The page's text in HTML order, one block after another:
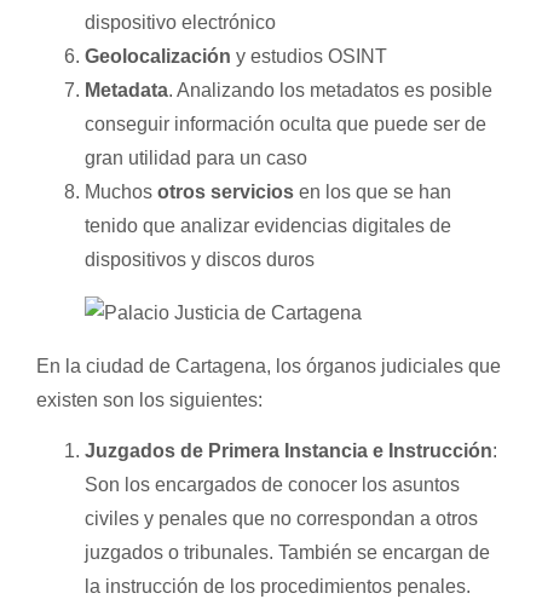
dispositivo electrónico
Geolocalización y estudios OSINT
Metadata. Analizando los metadatos es posible
conseguir información oculta que puede ser de
gran utilidad para un caso
Muchos otros servicios en los que se han
tenido que analizar evidencias digitales de
dispositivos y discos duros
En la ciudad de Cartagena, los órganos judiciales que
existen son los siguientes:
Juzgados de Primera Instancia e Instrucción:
Son los encargados de conocer los asuntos
civiles y penales que no correspondan a otros
juzgados o tribunales. También se encargan de
la instrucción de los procedimientos penales.